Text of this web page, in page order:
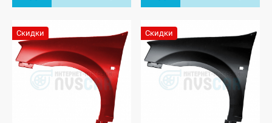
Скидки Скидки